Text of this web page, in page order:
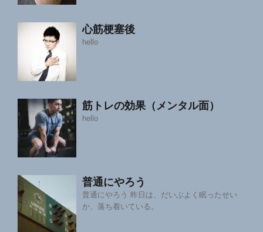
心筋梗塞後
hello
筋トレの効果（メンタル面）
hello
普通にやろう
普通にやろう 昨日は、だいぶよく眠ったせい
か、落ち着いている。